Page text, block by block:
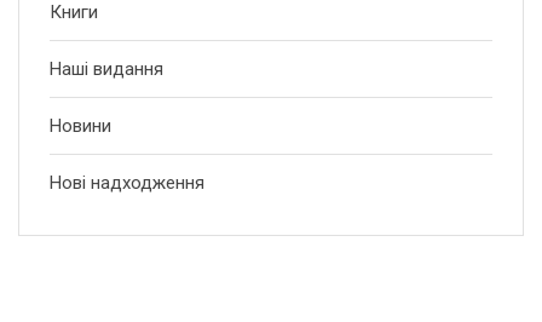
Книги
Наші видання
Новини
Нові надходження